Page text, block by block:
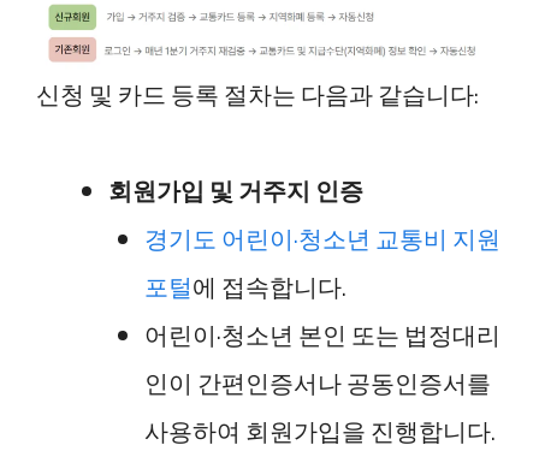
신청 및 카드 등록 절차는 다음과 같습니다:
회원가입 및 거주지 인증
경기도 어린이·청소년 교통비 지원
포털에 접속합니다.
어린이·청소년 본인 또는 법정대리
인이 간편인증서나 공동인증서를
사용하여 회원가입을 진행합니다.